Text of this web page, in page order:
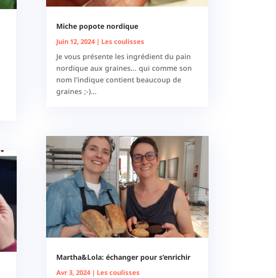
Miche popote nordique
Juin 12, 2024| Les coulisses
Je vous présente les ingrédient du pain
nordique aux graines... qui comme son
nom l'indique contient beaucoup de
graines ;-)...
Martha&Lola: échanger pour s’enrichir
Avr 3, 2024| Les coulisses